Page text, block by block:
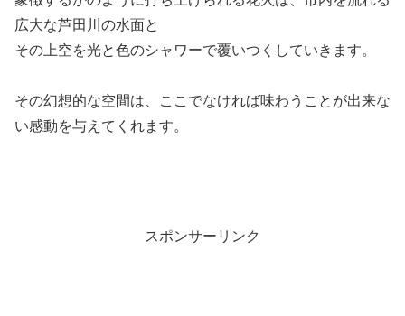
広大な芦田川の水面と
その上空を光と色のシャワーで覆いつくしていきます。
その幻想的な空間は、ここでなければ味わうことが出来な
い感動を与えてくれます。
スポンサーリンク